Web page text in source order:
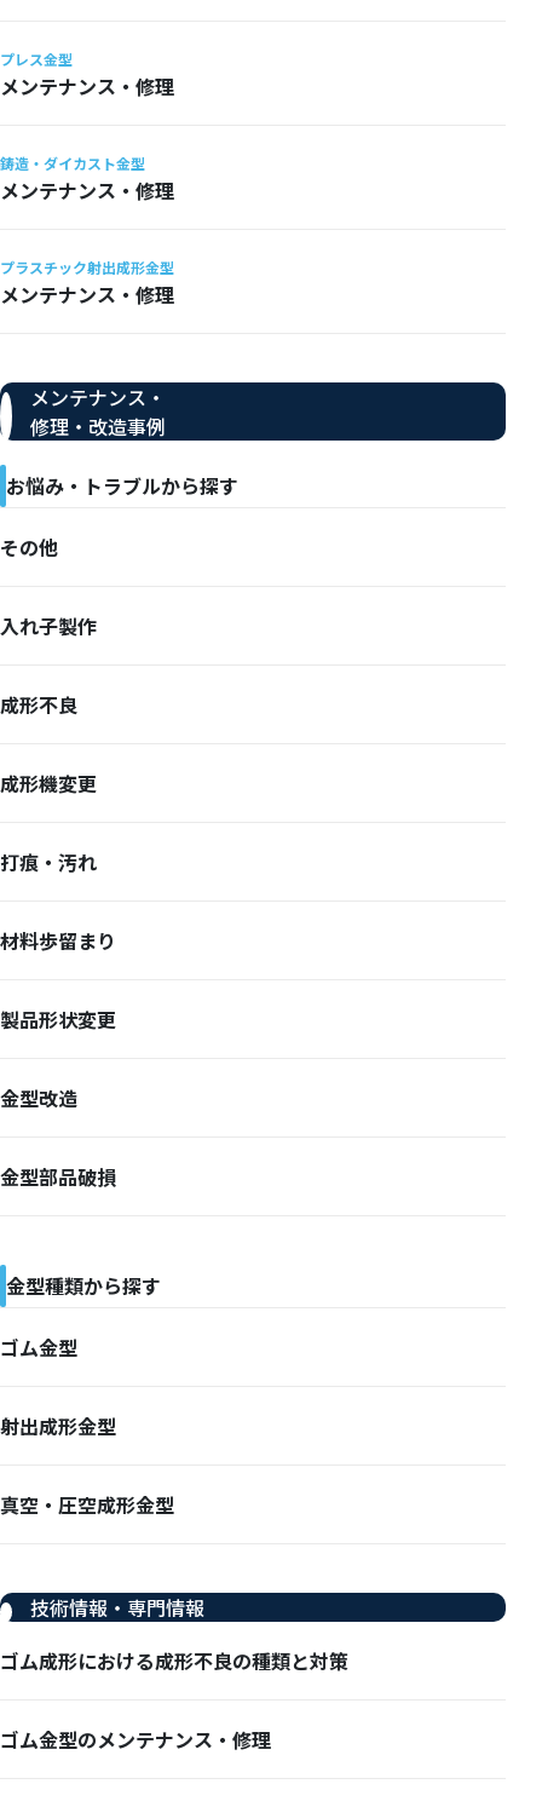
プレス金型
メンテナンス・修理
鋳造・ダイカスト金型
メンテナンス・修理
プラスチック射出成形金型
メンテナンス・修理
メンテナンス・
修理・改造事例
お悩み・トラブルから探す
その他
入れ子製作
成形不良
成形機変更
打痕・汚れ
材料歩留まり
製品形状変更
金型改造
金型部品破損
金型種類から探す
ゴム金型
射出成形金型
真空・圧空成形金型
技術情報・専門情報
ゴム成形における成形不良の種類と対策
ゴム金型のメンテナンス・修理